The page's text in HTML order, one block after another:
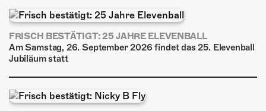
FRISCH BESTÄTIGT: 25 JAHRE ELEVENBALL
Am Samstag, 26. September 2026 findet das 25. Elevenball
Jubiläum statt